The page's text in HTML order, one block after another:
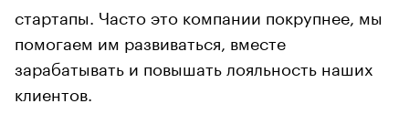
стартапы. Часто это компании покрупнее, мы
помогаем им развиваться, вместе
зарабатывать и повышать лояльность наших
клиентов.